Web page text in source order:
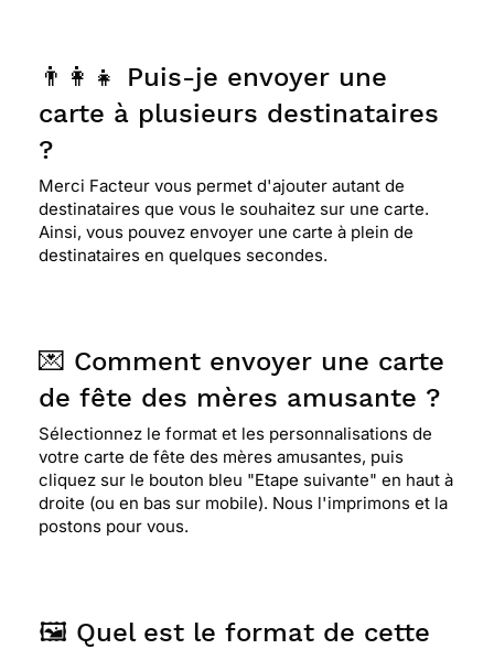
👨‍👩‍👧 Puis-je envoyer une
carte à plusieurs destinataires
?
Merci Facteur vous permet d'ajouter autant de
destinataires que vous le souhaitez sur une carte.
Ainsi, vous pouvez envoyer une carte à plein de
destinataires en quelques secondes.
💌 Comment envoyer une carte
de fête des mères amusante ?
Sélectionnez le format et les personnalisations de
votre carte de fête des mères amusantes, puis
cliquez sur le bouton bleu "Etape suivante" en haut à
droite (ou en bas sur mobile). Nous l'imprimons et la
postons pour vous.
🖼️ Quel est le format de cette